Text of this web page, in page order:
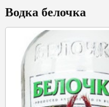
Водка белочка